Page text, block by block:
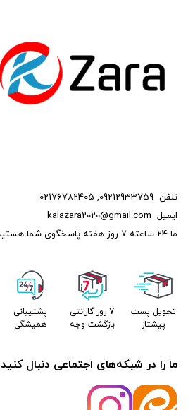
تلفن 09212933759
,
02176782405
ایمیل kalazara2020@gmail.com
ما 24 ساعته 7 روز هفته پاسخگوی شما هستیم.
تحویل پست
پیشتاز
7 روز گارانتی
بازگشت وجه
پشتیبانی
همیشگی
ما را در شبکه‌های اجتماعی دنبال کنید